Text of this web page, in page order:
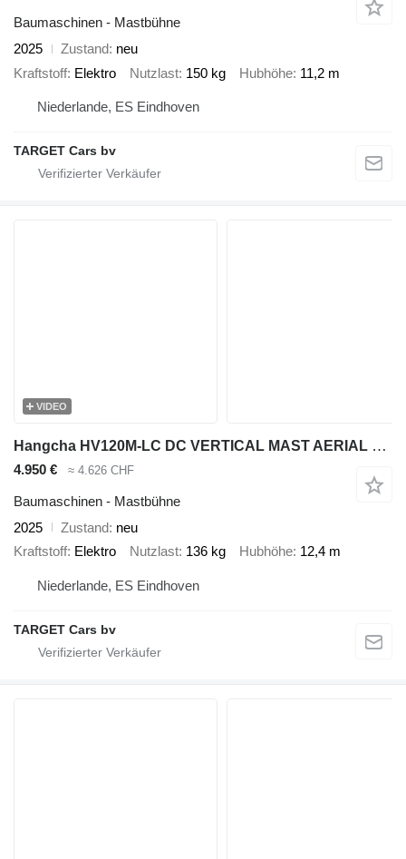
Baumaschinen - Mastbühne
2025
Zustand neu
Kraftstoff Elektro Nutzlast 150 kg Hubhöhe 11,2 m
Niederlande, ES Eindhoven
TARGET Cars bv
VIDEO
Hangcha HV120M-LC DC VERTICAL MAST AERIAL WORK LIFT PLATFORM 1240CM 2025
4.950 € ≈ 4.626 CHF
Baumaschinen - Mastbühne
2025
Zustand neu
Kraftstoff Elektro Nutzlast 136 kg Hubhöhe 12,4 m
Niederlande, ES Eindhoven
TARGET Cars bv